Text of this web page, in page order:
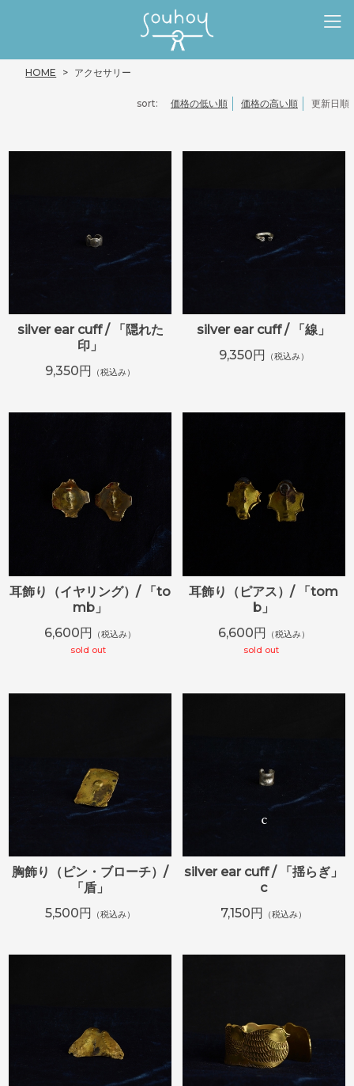
HOME アクセサリー
sort: 価格の低い順 価格の高い順 更新日順
silver ear cuff / 「隠れた
印」
9,350円
（税込み）
silver ear cuff / 「線」
9,350円
（税込み）
耳飾り（イヤリング）/ 「to
mb」
6,600円
（税込み）
sold out
耳飾り（ピアス）/ 「tom
b」
6,600円
（税込み）
sold out
胸飾り（ピン・ブローチ）/
「盾」
5,500円
（税込み）
silver ear cuff / 「揺らぎ」
c
7,150円
（税込み）